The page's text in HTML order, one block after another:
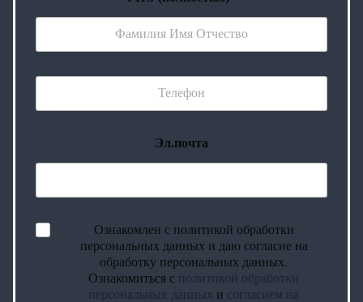
Эл.почта
Ознакомлен с политикой обработки
персональных данных и даю согласие на
обработку персональных данных.
Ознакомиться с политикой обработки
персональных данных и согласием на